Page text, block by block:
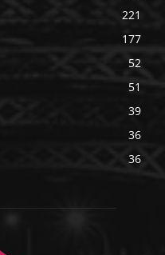
221
177
52
51
39
36
36